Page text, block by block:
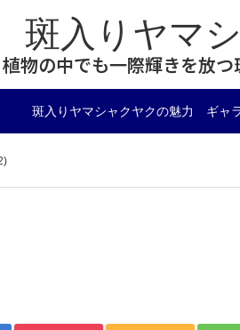
斑入りヤマ
物の中でも一際輝きを放つ
斑入りヤマシャクヤクの魅力 ギャ